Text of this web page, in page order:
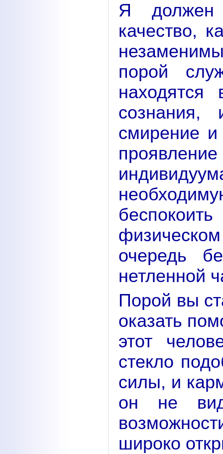
Я должен
качество,
порой
находятся
смирение и
очередь
нетленной
Порой вы
оказать
этот
стекло
силы, и
он не
широко